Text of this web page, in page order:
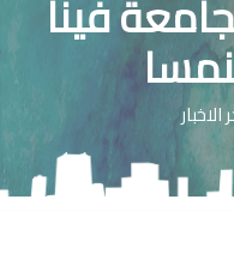
فينا
الاخبار